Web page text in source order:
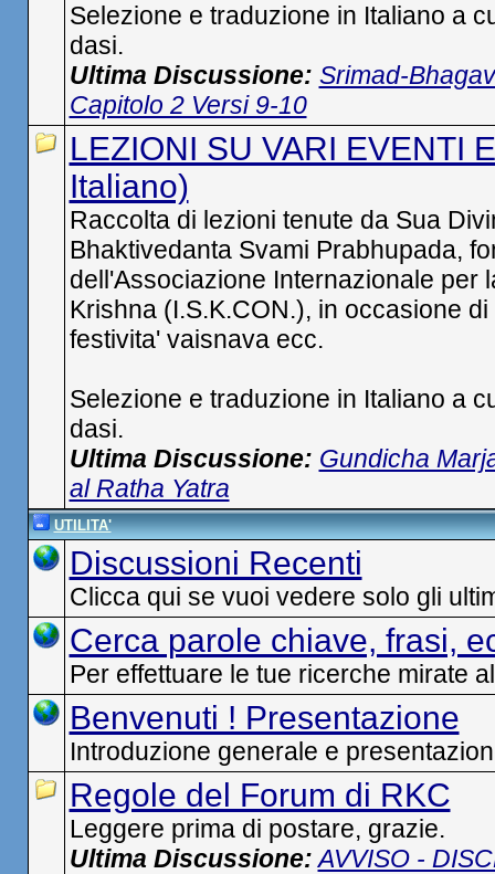
Selezione e traduzione in Italiano a
dasi.
Ultima Discussione: Srimad-
Capitolo 2 Versi 9-10
LEZIONI SU VARI EVENTI
Italiano)
Raccolta di lezioni tenute da Sua
Bhaktivedanta Svami Prabhupada,
dell'Associazione Internazionale per
Krishna (I.S.K.CON.), in occasione
festivita' vaisnava ecc.
Selezione e traduzione in Italiano a
dasi.
Ultima Discussione: Gundicha
al Ratha Yatra
UTILITA'
Discussioni Recenti
Clicca qui se vuoi vedere solo gli
Cerca parole chiave, frasi,
Per effettuare le tue ricerche mirate
Benvenuti ! Presentazione
Introduzione generale e
Regole del Forum di RKC
Leggere prima di postare, grazie.
Ultima Discussione: AVVISO -